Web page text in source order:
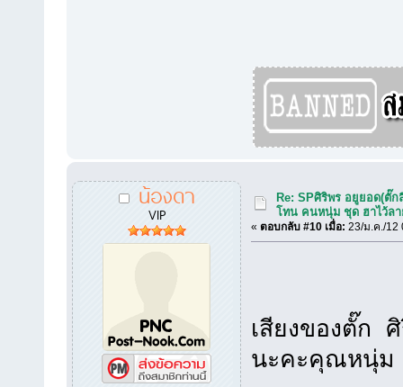
น้องดา
VIP
Re: SPศิริพร อยูยอด(ตั๊
โทน คนหนุ่ม ชุด ฮาไว้ล
« ตอบกลับ #10 เมื่อ: 23/ม.ค./12
เสียงของตั๊ก
นะคะคุณหนุ่ม